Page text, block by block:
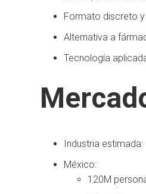
Formato discreto y
Alternativa a
Tecnología
Industria
México:
120M